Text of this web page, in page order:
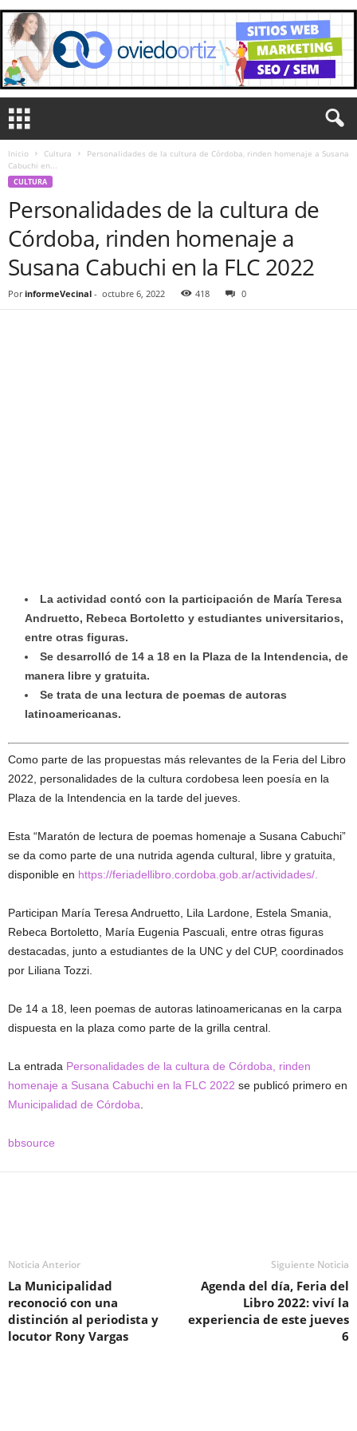
Inicio Cultura
Personalidades de la cultura de Córdoba, rinden homenaje a Susana
Cabuchi en...
CULTURA
Personalidades de la cultura de
Córdoba, rinden homenaje a
Susana Cabuchi en la FLC 2022
Por informeVecinal - octubre 6, 2022 418 0
La actividad contó con la participación de María Teresa
Andruetto, Rebeca Bortoletto y estudiantes universitarios,
entre otras figuras.
Se desarrolló de 14 a 18 en la Plaza de la Intendencia, de
manera libre y gratuita.
Se trata de una lectura de poemas de autoras
latinoamericanas.
Como parte de las propuestas más relevantes de la Feria del Libro
2022, personalidades de la cultura cordobesa leen poesía en la
Plaza de la Intendencia en la tarde del jueves.
Esta “Maratón de lectura de poemas homenaje a Susana Cabuchi”
se da como parte de una nutrida agenda cultural, libre y gratuita,
disponible en https://feriadellibro.cordoba.gob.ar/actividades/.
Participan María Teresa Andruetto, Lila Lardone, Estela Smania,
Rebeca Bortoletto, María Eugenia Pascuali, entre otras figuras
destacadas, junto a estudiantes de la UNC y del CUP, coordinados
por Liliana Tozzi.
De 14 a 18, leen poemas de autoras latinoamericanas en la carpa
dispuesta en la plaza como parte de la grilla central.
La entrada Personalidades de la cultura de Córdoba, rinden
homenaje a Susana Cabuchi en la FLC 2022 se publicó primero en
Municipalidad de Córdoba
bbsource
Noticia Anterior
La Municipalidad
reconoció con una
distinción al periodista y
locutor Rony Vargas
Siguiente Noticia
Agenda del día, Feria del
Libro 2022: viví la
experiencia de este jueves
6